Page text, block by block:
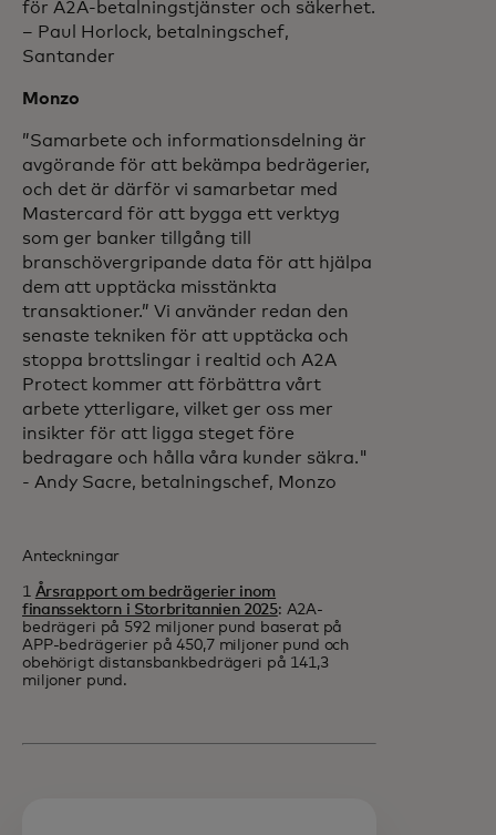
för A2A-betalningstjänster och säkerhet.
– Paul Horlock, betalningschef,
Santander
Monzo
”Samarbete och informationsdelning är
avgörande för att bekämpa bedrägerier,
och det är därför vi samarbetar med
Mastercard för att bygga ett verktyg
som ger banker tillgång till
branschövergripande data för att hjälpa
dem att upptäcka misstänkta
transaktioner.” Vi använder redan den
senaste tekniken för att upptäcka och
stoppa brottslingar i realtid och A2A
Protect kommer att förbättra vårt
arbete ytterligare, vilket ger oss mer
insikter för att ligga steget före
bedragare och hålla våra kunder säkra."
- Andy Sacre, betalningschef, Monzo
Anteckningar
1 Årsrapport om bedrägerier inom
finanssektorn i Storbritannien 2025: A2A-
bedrägeri på 592 miljoner pund baserat på
APP-bedrägerier på 450,7 miljoner pund och
obehörigt distansbankbedrägeri på 141,3
miljoner pund.